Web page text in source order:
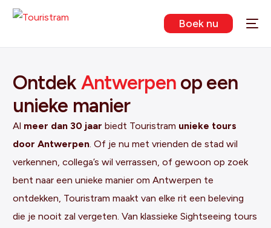
Boek nu
OntdekAntwerpen op een
unieke manier
Al meer dan 30 jaar biedt Touristram unieke tours
door Antwerpen. Of je nu met vrienden de stad wil
verkennen, collega’s wil verrassen, of gewoon op zoek
bent naar een unieke manier om Antwerpen te
ontdekken, Touristram maakt van elke rit een beleving
die je nooit zal vergeten. Van klassieke Sightseeing tours